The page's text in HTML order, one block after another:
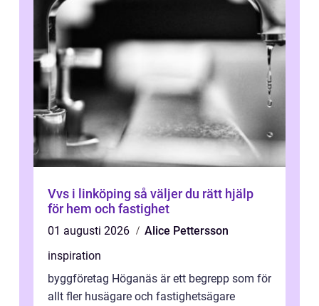
Vvs i linköping så väljer du rätt hjälp
för hem och fastighet
01 augusti 2026
Alice Pettersson
inspiration
byggföretag Höganäs är ett begrepp som för
allt fler husägare och fastighetsägare